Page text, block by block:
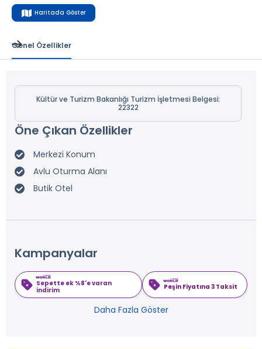
Haritada Göster
Genel Özellikler
Kültür ve Turizm Bakanlığı Turizm İşletmesi Belgesi:
22322
Öne Çıkan Özellikler
Merkezi Konum
Avlu Oturma Alanı
Butik Otel
Kampanyalar
Sepette ek %8'e varan
indirim
Peşin Fiyatına 3 Taksit
Daha Fazla Göster